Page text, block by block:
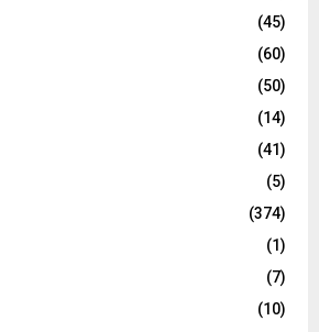
(45)
(60)
(50)
(14)
(41)
(5)
(374)
(1)
(7)
(10)